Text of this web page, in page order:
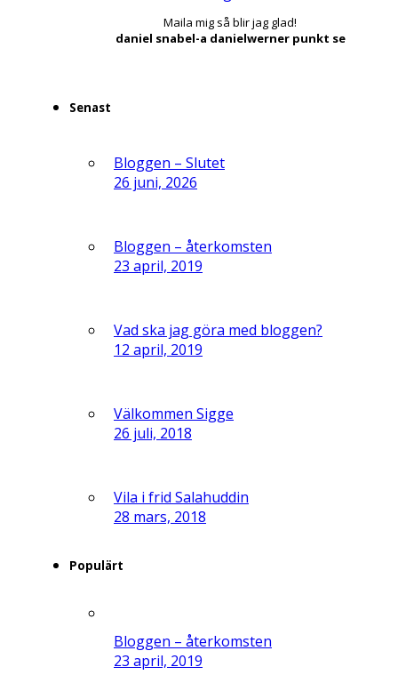
Maila mig så blir jag glad!
daniel snabel-a danielwerner punkt se
Senast
Bloggen – Slutet
26 juni, 2026
Bloggen – återkomsten
23 april, 2019
Vad ska jag göra med bloggen?
12 april, 2019
Välkommen Sigge
26 juli, 2018
Vila i frid Salahuddin
28 mars, 2018
Populärt
Bloggen – återkomsten
23 april, 2019